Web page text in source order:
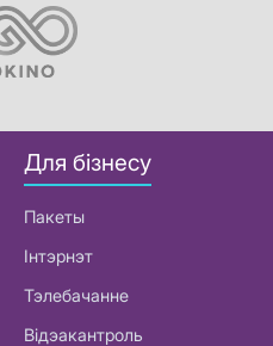
Для бізнесу
Пакеты
Інтэрнэт
Тэлебачанне
Відэакантроль